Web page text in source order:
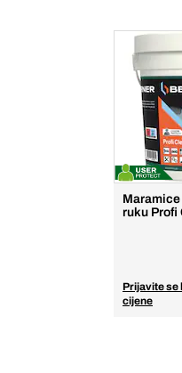
ruku Profi
Prijavite se
cijene